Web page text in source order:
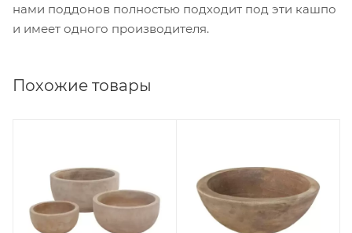
нами поддонов полностью подходит под эти кашпо
и имеет одного производителя.
Похожие товары